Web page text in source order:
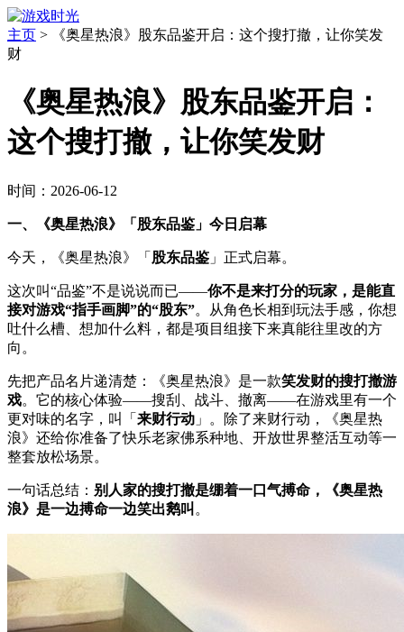
主页 >
《奥星热浪》股东品鉴开启：这个搜打撤，让你笑发
财
《奥星热浪》股东品鉴开启：
这个搜打撤，让你笑发财
时间：2026-06-12
一、《奥星热浪》「股东品鉴」今日启幕
今天，《奥星热浪》「 股东品鉴 」正式启幕。
这次叫“品鉴”不是说说而已——你不是来打分的玩家，是能直
接对游戏“指手画脚”的“股东”。从角色长相到玩法手感，你想
吐什么槽、想加什么料，都是项目组接下来真能往里改的方
向。
先把产品名片递清楚：《奥星热浪》是一款笑发财的搜打撤游
戏。它的核心体验——搜刮、战斗、撤离——在游戏里有一个
更对味的名字，叫「 来财行动 」。除了来财行动，《奥星热
浪》还给你准备了快乐老家佛系种地、开放世界整活互动等一
整套放松场景。
一句话总结： 别人家的搜打撤是绷着一口气搏命，《奥星热
浪》是一边搏命一边笑出鹅叫 。